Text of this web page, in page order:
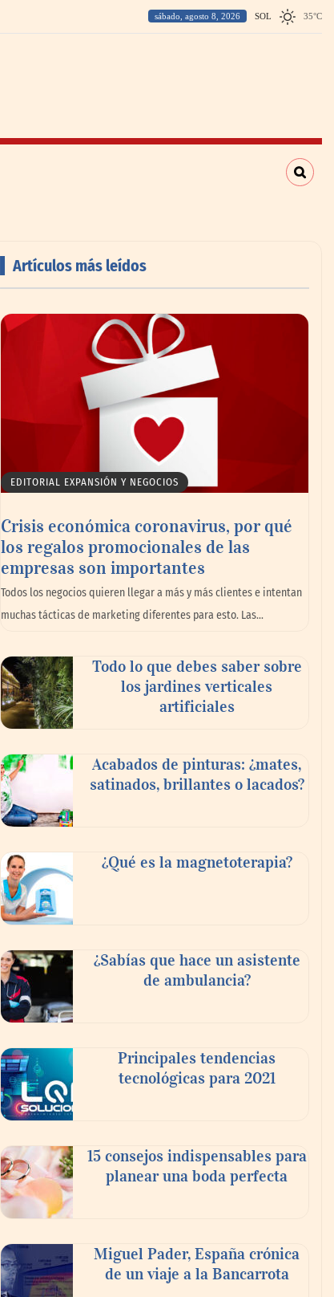
sábado, agosto 8, 2026 SOL 35°C
Artículos más leídos
EDITORIAL EXPANSIÓN Y NEGOCIOS
Crisis económica coronavirus, por qué
los regalos promocionales de las
empresas son importantes
Todos los negocios quieren llegar a más y más clientes e intentan
muchas tácticas de marketing diferentes para esto. Las…
Todo lo que debes saber sobre
los jardines verticales
artificiales
Acabados de pinturas: ¿mates,
satinados, brillantes o lacados?
¿Qué es la magnetoterapia?
¿Sabías que hace un asistente
de ambulancia?
Principales tendencias
tecnológicas para 2021
15 consejos indispensables para
planear una boda perfecta
Miguel Pader, España crónica
de un viaje a la Bancarrota